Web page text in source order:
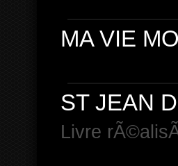
MA VIE
ST JEAN
Livre